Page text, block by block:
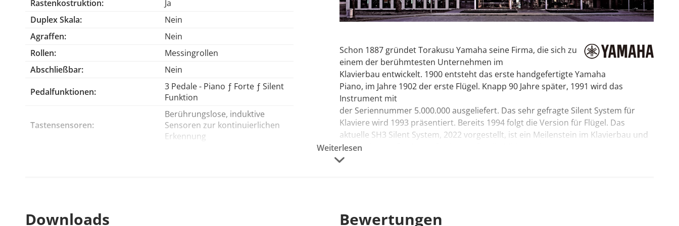
12 Stereo Sampling Klänge
20 Begleitrhythmen
Berührungsfreie kontinuierliche elektromagnetische Induktion
USB Audio Recorder (.WAV)
88 Tasten
Mittleres Pedal mit Kopfhörer-Funktion
Abmessungen (HxBxT): 121 x 152 x 62 cm
Hohe Qualität gepaart mit Top Performance
Rastenkostruktion:
Ja
Duplex Skala:
Nein
Agraffen:
Nein
Rollen:
Messingrollen
Abschließbar:
Nein
Pedalfunktionen:
3 Pedale - Piano ƒ Forte ƒ Silent
Funktion
Tastensensoren:
Berührungslose, induktive
Sensoren zur kontinuierlichen
Erkennung
Weiterlesen
Schon 1887 gründet Torakusu Yamaha seine Firma, die sich zu
einem der berühmtesten Unternehmen im
Klavierbau entwickelt. 1900 entsteht das erste handgefertigte Yamaha
Piano, im Jahre 1902 der erste Flügel. Knapp 90 Jahre später, 1991 wird das
Instrument mit
der Seriennummer 5.000.000 ausgeliefert. Das sehr gefragte Silent System für
Klaviere wird 1993 präsentiert. Bereits 1994 folgt die Version für Flügel. Das
aktuelle SH3 Silent System, 2022 vorgestellt, ist ein Meilenstein im Klavierbau und
sicher eine große Herausforderung für die Mitbewerber.
In 2005 übernahm Yamaha den Softwarehersteller Steinberg Media Technologies
Klaviere
Downloads Bewertungen